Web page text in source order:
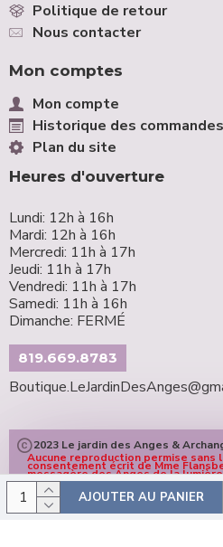
AJOUTER AU PANIER
avec ceux que l’on aime. »
Politique de retour
Nous contacter
Mon comptes
Mon compte
Historique des commandes
Plan du site
Heures d'ouverture
Lundi: 12h à 16h
Mardi: 12h à 16h
Mercredi: 11h à 17h
Jeudi: 11h à 17h
Vendredi: 11h à 17h
Samedi: 11h à 16h
Dimanche: FERMÉ
819.669.8783
2023 Le jardin des Anges &
Aucune reproduction permise sans
consentement écrit de Mme
messagère des Anges de la lumière